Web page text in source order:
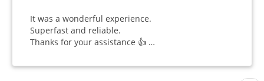
It was a wonderful experience.
Superfast and reliable.
Thanks for your assistance 👍 …